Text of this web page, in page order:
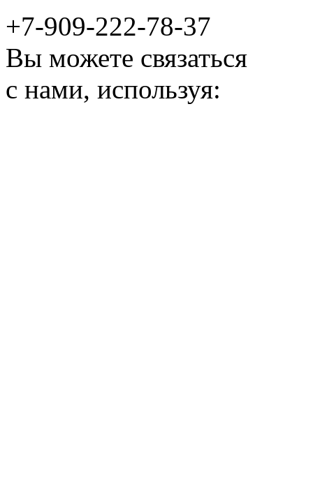
+7-909-222-78-37
Вы можете связаться
с нами, используя: